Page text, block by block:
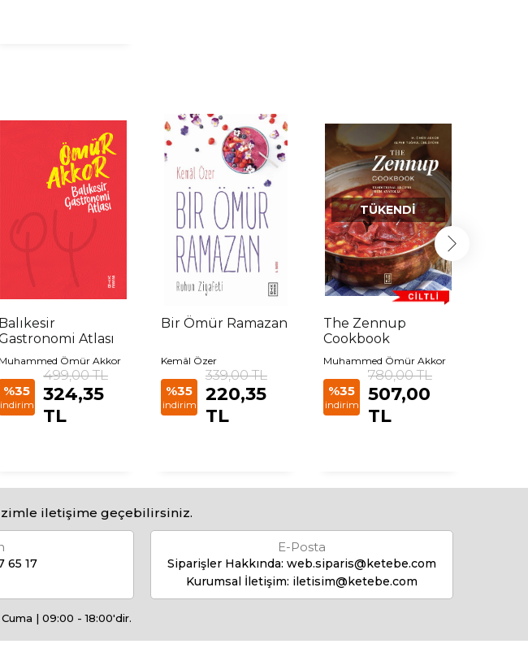
Balıkesir
Atlası
Muhammed Ömür Akkor
%35
indirim
499,00 TL
324,35
TL
Bir Ömür Ramazan
Kemâl Özer
%35
indirim
339,00 TL
220,35
TL
TÜKENDI
The Zennup
Cookbook
Muhammed Ömür Akkor
%35
indirim
780,00 TL
507,00
TL
iletişime geçebilirsiniz.
65 17
E-Posta
Siparişler Hakkında: web.siparis@ketebe.com
Kurumsal İletişim: iletisim@ketebe.com
| 09:00 - 18:00'dir.